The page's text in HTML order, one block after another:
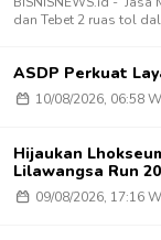
dan Tebet 2 ruas tol
ASDP Perkuat
10/08/2026, 06:58
Hijaukan
Lilawangsa Run
09/08/2026, 17:16